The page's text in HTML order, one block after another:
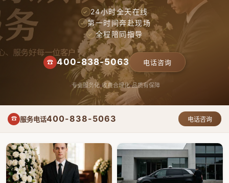
✓ 24小时全天在线
✓ 第一时间奔赴现场
✓ 全程陪同指导
☎ 400-838-5063 电话咨询
专业服务化 收费合理化 品质有保障
☎ 服务电话400-838-5063 电话咨询